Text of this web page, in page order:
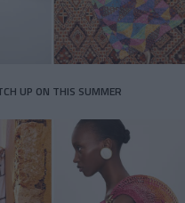
UP ON THIS SUMMER